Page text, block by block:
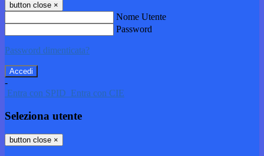
button close ×
Nome Utente
Password
Password dimenticata?
-
Entra con SPID Entra con CIE
Seleziona utente
button close ×